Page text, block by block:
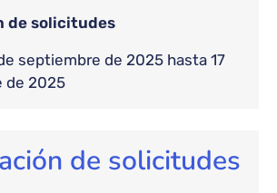
de solicitudes
de 2025
de solicitudes